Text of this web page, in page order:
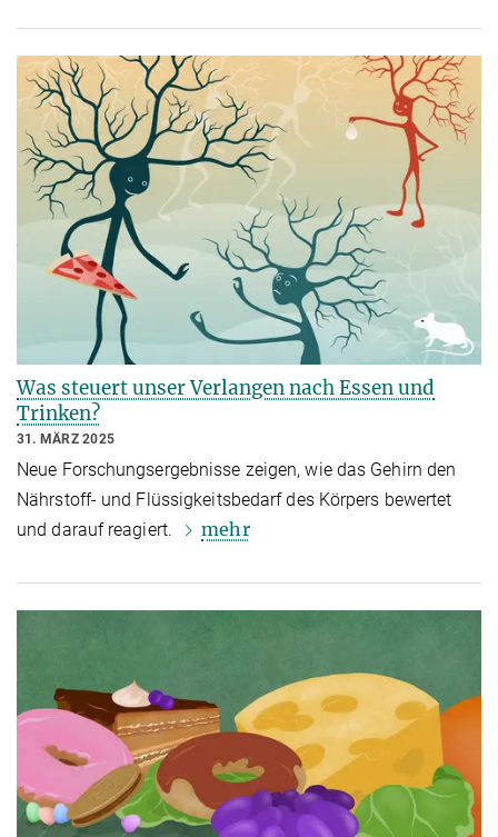
Was steuert unser Verlangen nach Essen und
Trinken?
31. MÄRZ 2025
Neue Forschungsergebnisse zeigen, wie das Gehirn den
Nährstoff- und Flüssigkeitsbedarf des Körpers bewertet
und darauf reagiert.
mehr